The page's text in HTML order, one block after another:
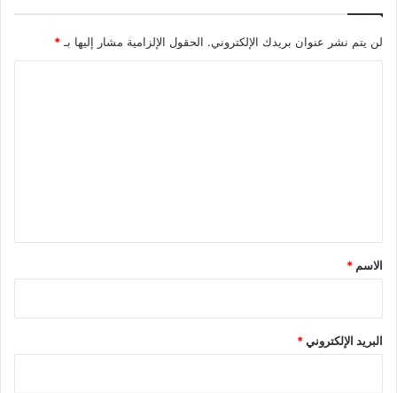
لن يتم نشر عنوان بريدك الإلكتروني. الحقول الإلزامية مشار إليها بـ *
*
الاسم *
البريد الإلكتروني*